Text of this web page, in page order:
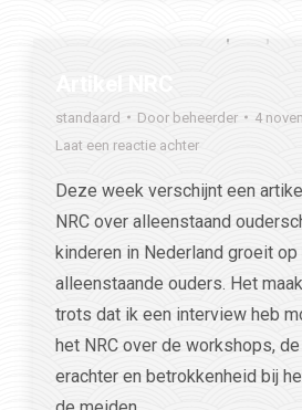
standaard Door beheerder
4
Laat een reactie achter
Deze week verschijnt een
NRC over alleenstaand
kinderen in Nederland groeit op
alleenstaande ouders. Het
trots dat ik een interview heb
het NRC over de workshops,
erachter en betrokkenheid bij